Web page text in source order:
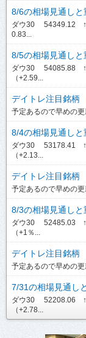
8/6の相場見通しと
ダウ30 54349.12
0.83...
8/5の相場見通しと
ダウ30 54085.88
（+2.59...
デイトレ注目銘柄
予定あるので早めの
8/4の相場見通しと
ダウ30 53178.41
（+2.13...
デイトレ注目銘柄
予定あるので早めの
8/3の相場見通しと
ダウ30 52485.03
（+1％...
デイトレ注目銘柄
予定あるので早めの
7/31の相場見通し
ダウ30 52208.06
（+2.78...